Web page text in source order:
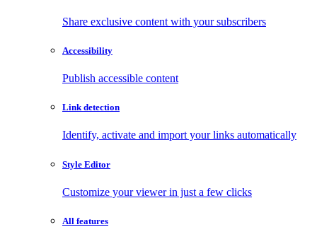
Share exclusive content with your subscribers
Accessibility
Publish accessible content
Link detection
Identify, activate and import your links automatically
Style Editor
Customize your viewer in just a few clicks
All features